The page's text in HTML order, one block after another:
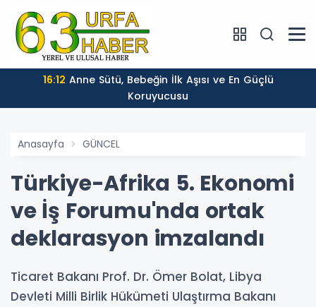
16:12
Koruyucusu
Anasayfa GÜNCEL
Türkiye-Afrika 5. Ekonomi
ve İş Forumu'nda ortak
deklarasyon imzalandı
Ticaret Bakanı Prof. Dr. Ömer Bolat, Libya
Devleti Milli Birlik Hükümeti Ulaştırma Bakanı